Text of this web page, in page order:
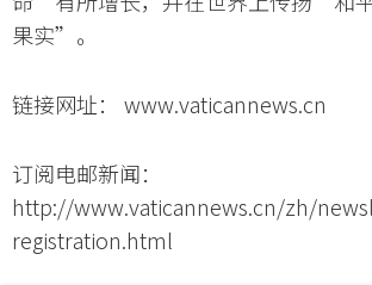
果实”。
链接网址： www.vaticannews.cn
订阅电邮新闻：
http://www.vaticannews.cn/zh/
registration.html